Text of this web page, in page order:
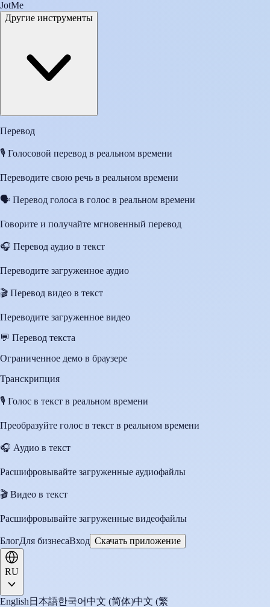
JotMe
Другие инструменты
Перевод
🎙️ Голосовой перевод в реальном времени
Переводите свою речь в реальном времени
🗣️ Перевод голоса в голос в реальном времени
Говорите и получайте мгновенный перевод
🎧 Перевод аудио в текст
Переводите загруженное аудио
🎬 Перевод видео в текст
Переводите загруженное видео
💬 Перевод текста
Ограниченное демо в браузере
Транскрипция
🎙️ Голос в текст в реальном времени
Преобразуйте голос в текст в реальном времени
🎧 Аудио в текст
Расшифровывайте загруженные аудиофайлы
🎬 Видео в текст
Расшифровывайте загруженные видеофайлы
БлогДля бизнесаВход Скачать приложение
RU
English 日本語한국어中文 (简体)中文 (繁